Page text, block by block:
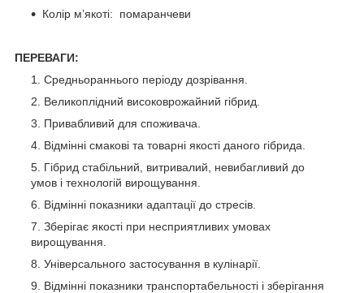
Колір м’якоті: помаранчеви
ПЕРЕВАГИ:
Средньораннього періоду дозрівання.
Великоплідний високоврожайний гібрид.
Привабливий для споживача.
Відмінні смакові та товарні якості даного гібрида.
Гібрид стабільний, витривалий, невибагливий до
умов і технологій вирощування.
Відмінні показники адаптації до стресів.
Зберігає якості при несприятливих умовах
вирощування.
Універсального застосування в кулінарії.
Відмінні показники транспортабельності і зберігання